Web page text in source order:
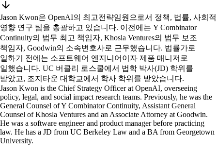
Jason Kwon은 OpenAI의 최고전략임원으로서 정책, 법률, 사회적
영향 연구 팀을 총괄하고 있습니다. 이전에는 Y Combinator
Continuity의 법무 최고 책임자, Khosla Ventures의 법무 보조
책임자, Goodwin의 소속변호사로 근무했습니다. 법률가로
일하기 전에는 소프트웨어 엔지니어이자 제품 매니저로
일했습니다. UC 버클리 로스쿨에서 법학 박사(JD) 학위를
받았고, 조지타운 대학교에서 학사 학위를 받았습니다.
Jason Kwon is the Chief Strategy Officer at OpenAI, overseeing
policy, legal, and social impact research teams. Previously, he was the
General Counsel of Y Combinator Continuity, Assistant General
Counsel of Khosla Ventures and an Associate Attorney at Goodwin.
He was a software engineer and product manager before practicing
law. He has a JD from UC Berkeley Law and a BA from Georgetown
University.